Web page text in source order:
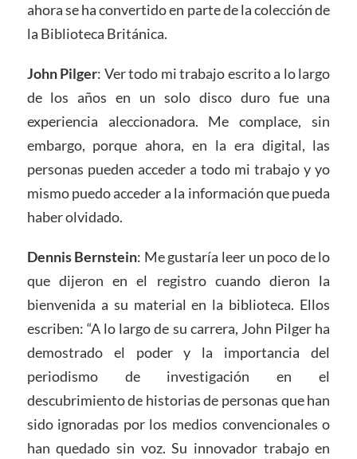
ahora se ha convertido en parte de la colección de
la Biblioteca Británica.
John Pilger: Ver todo mi trabajo escrito a lo largo
de los años en un solo disco duro fue una
experiencia aleccionadora. Me complace, sin
embargo, porque ahora, en la era digital, las
personas pueden acceder a todo mi trabajo y yo
mismo puedo acceder a la información que pueda
haber olvidado.
Dennis Bernstein: Me gustaría leer un poco de lo
que dijeron en el registro cuando dieron la
bienvenida a su material en la biblioteca. Ellos
escriben: “A lo largo de su carrera, John Pilger ha
demostrado el poder y la importancia del
periodismo de investigación en el
descubrimiento de historias de personas que han
sido ignoradas por los medios convencionales o
han quedado sin voz. Su innovador trabajo en